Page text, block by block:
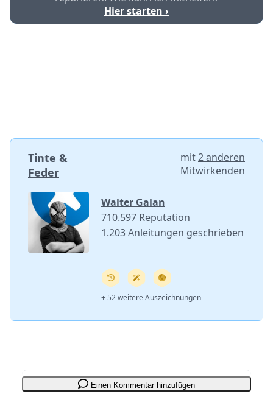
Hier starten ›
Tinte &
Feder
mit2 anderen
Mitwirkenden
Walter Galan
710.597 Reputation
1.203 Anleitungen geschrieben
+ 52 weitere Auszeichnungen
Einen Kommentar hinzufügen